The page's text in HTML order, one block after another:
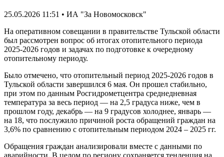
25.05.2026 11:51 • ИА "За Новомосковск"
На оперативном совещании в правительстве Тульской области
был рассмотрен вопрос об итогах отопительного периода
2025-2026 годов и задачах по подготовке к очередному
отопительному периоду.
Было отмечено, что отопительный период 2025-2026 годов в
Тульской области завершился 6 мая. Он прошел стабильно,
при этом по данным Росгидрометцентра среднедневная
температура за весь период — на 2,5 градуса ниже, чем в
прошлом году, декабрь — на 9 градусов холоднее, январь —
на 18, что послужило причиной роста обращений граждан на
3,6% по сравнению с отопительным периодом 2024 – 2025 гг.
Обращения граждан анализировали вместе с данными по
аварийности. В целом по региону сохраняется тенденция на